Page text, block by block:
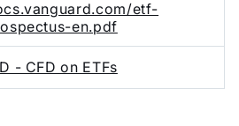
etf-
en.pdf
- CFD on ETFs